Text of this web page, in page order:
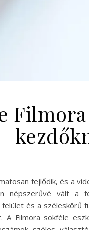
fejlődik, és a
népszerűvé vált a
és a széleskörű
A Filmora sokféle